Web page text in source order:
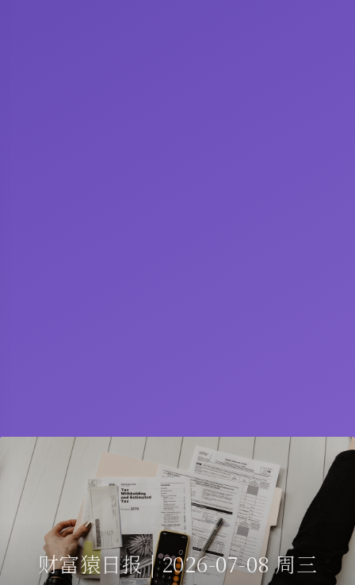
财富猿日报 | 2026-07-08 周三